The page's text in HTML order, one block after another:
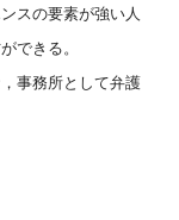
スの要素が強い人
できる。
事務所として弁護